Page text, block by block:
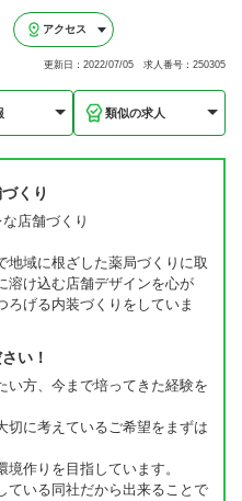
アクセス
更新日：2022/07/05 求人番号：250305
類似の求人
くり
店舗づくり
地域に根ざした薬局づくりに取
溶け込む店舗デザインを心が
ろげる内装づくりをしていま
い！
い方、今まで培ってきた経験を
切に考えているご希望をまずは
作りを目指しています。
ている同社だから出来ることで